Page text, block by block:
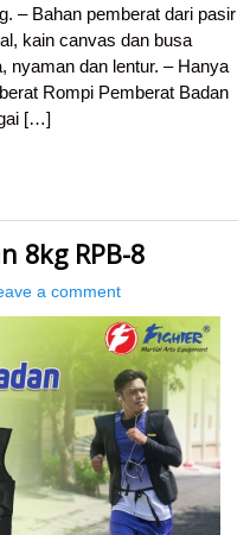
– Bahan pemberat dari pasir
kain canvas dan busa
nyaman dan lentur. – Hanya
Rompi Pemberat Badan
[…]
8kg RPB-8
a comment